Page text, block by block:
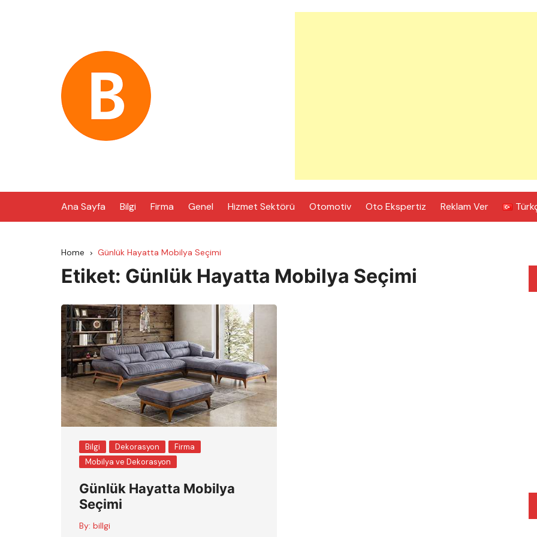
Ana Sayfa Bilgi Firma Genel Hizmet Sektörü Otomotiv Oto Ekspertiz Reklam Ver
Home Günlük Hayatta Mobilya Seçimi
Etiket: Günlük Hayatta Mobilya Seçimi
Bilgi Dekorasyon
Firma
Mobilya ve Dekorasyon
Günlük Hayatta Mobilya
Seçimi
By: billgi